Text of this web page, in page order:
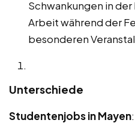
Schwankungen in
Arbeit während der
besonderen
Unterschiede
Studentenjobs in Mayen: